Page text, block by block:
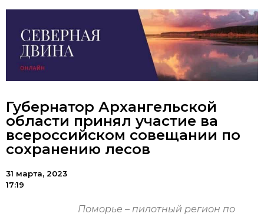
Губернатор Архангельской
области принял участие ва
всероссийском совещании по
сохранению лесов
31 марта, 2023
17:19
Поморье – пилотный регион по